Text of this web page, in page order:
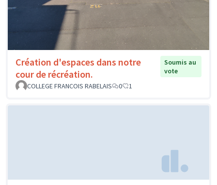
Création d'espaces dans notre
cour de récréation.
Soumis au
vote
COLLEGE FRANCOIS RABELAIS
0 1